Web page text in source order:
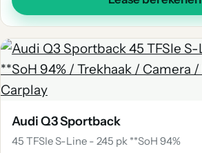
Audi Q3 Sportback
45 TFSIe S-Line - 245 pk **SoH 94%